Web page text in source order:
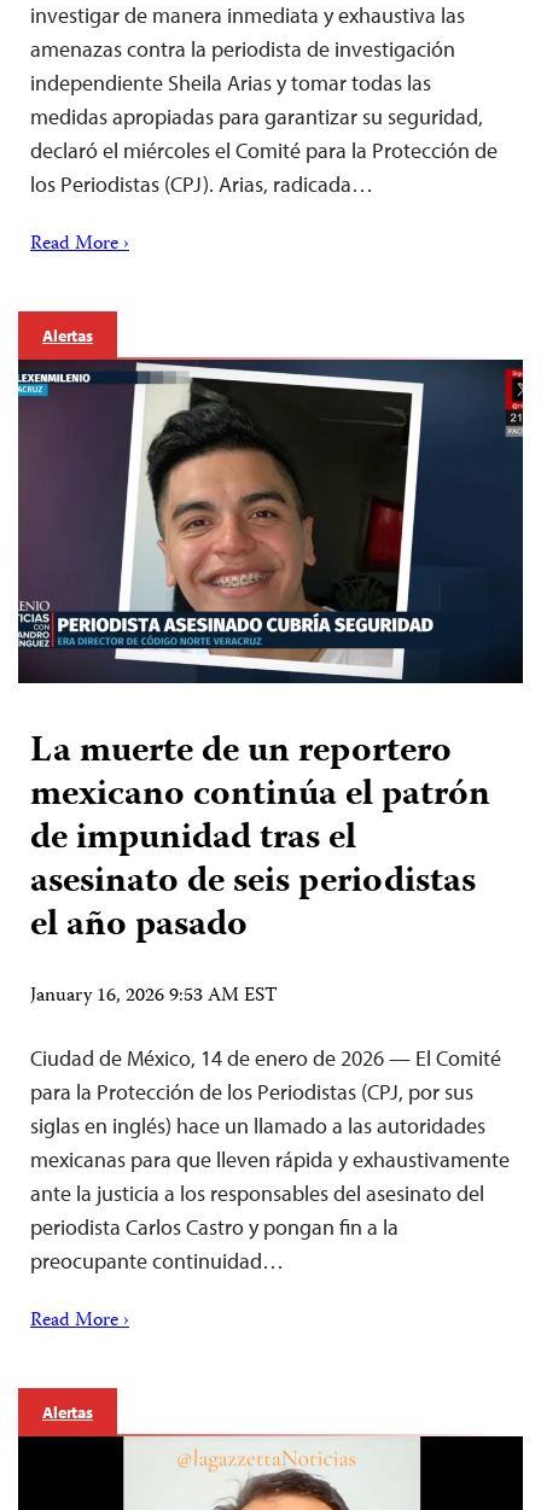
investigar de manera inmediata y exhaustiva las
amenazas contra la periodista de investigación
independiente Sheila Arias y tomar todas las
medidas apropiadas para garantizar su seguridad,
declaró el miércoles el Comité para la Protección de
los Periodistas (CPJ). Arias, radicada…
Read More ›
Alertas
La muerte de un reportero
mexicano continúa el patrón
de impunidad tras el
asesinato de seis periodistas
el año pasado
January 16, 2026 9:53 AM EST
Ciudad de México, 14 de enero de 2026 — El Comité
para la Protección de los Periodistas (CPJ, por sus
siglas en inglés) hace un llamado a las autoridades
mexicanas para que lleven rápida y exhaustivamente
ante la justicia a los responsables del asesinato del
periodista Carlos Castro y pongan fin a la
preocupante continuidad…
Read More ›
Alertas